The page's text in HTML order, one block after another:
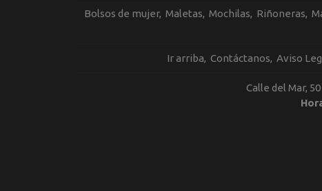
Bolsos de mujer Maletas Mochilas Riñoneras
Ir arriba Contáctanos Aviso
Calle del Mar,